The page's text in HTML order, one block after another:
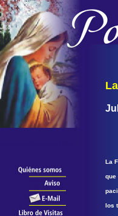
La
que
los